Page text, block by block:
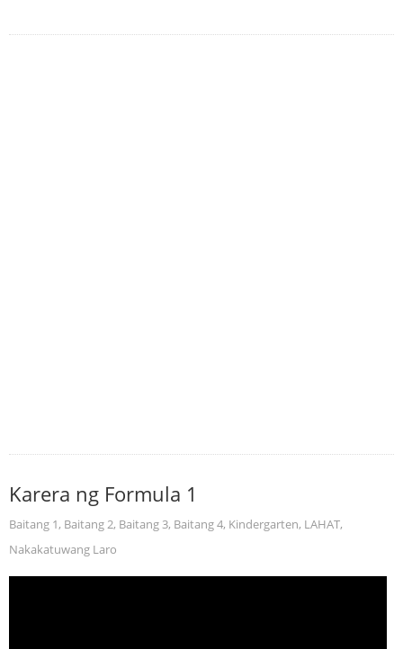
Karera ng Formula 1
Baitang 1, Baitang 2, Baitang 3, Baitang 4, Kindergarten, LAHAT,
Nakakatuwang Laro